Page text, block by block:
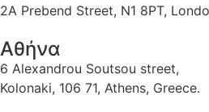
2A Prebend Street, N1 8PT,
Αθήνα
6 Alexandrou Soutsou street,
Kolonaki, 106 71, Athens, Greece.